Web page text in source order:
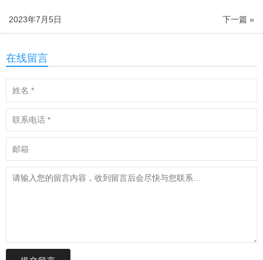
下一篇 »
2023年7月5日
在线留言